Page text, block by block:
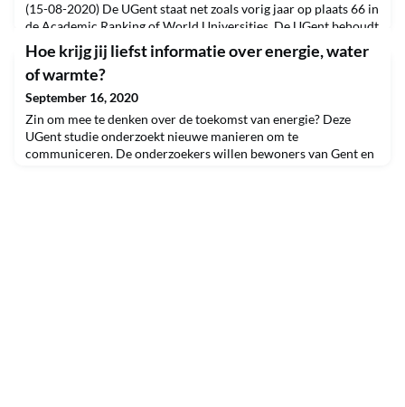
(15-08-2020) De UGent staat net zoals vorig jaar op plaats 66 in
de Academic Ranking of World Universities. De UGent behoudt
zo haar positie als hoogst gerangschikte Belgische universiteit
in deze ranking van onderzoeksinstellingen.Zoals voorgaande
jaren heeft de Universiteit Gent haar positie in deze ranking
vooral te danken aan haar grote aantal wetenschappelijke
publicaties. Ook de aanwezigheid
Hoe krijg jij liefst informatie over energie, water
of warmte?
September 16, 2020
Zin om mee te denken over de toekomst van energie? Deze
UGent studie onderzoekt nieuwe manieren om te
communiceren. De onderzoekers willen bewoners van Gent en